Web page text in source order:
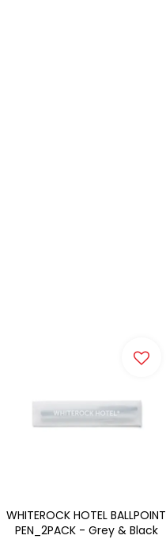
WHITEROCK HOTEL BALLPOINT
PEN_2PACK - Grey & Black